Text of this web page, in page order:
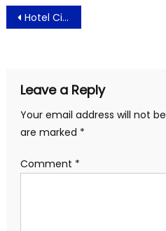
Post
navigation
Hotel Ciputra Jakarta Gelar Acara Meet & Dine untuk Mitra dan Media
Leave a Reply
Your email address will not
are marked *
Comment *